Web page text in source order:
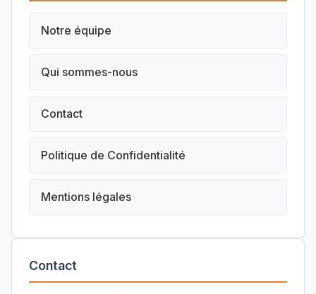
Notre équipe
Qui sommes-nous
Contact
Politique de Confidentialité
Mentions légales
Contact